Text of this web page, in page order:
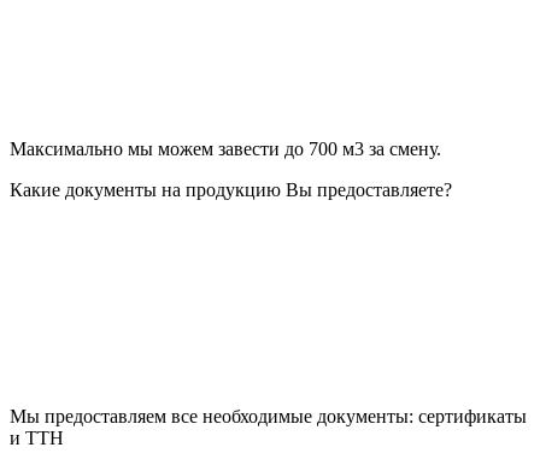
Максимально мы можем завести до 700 м3 за смену.
Какие документы на продукцию Вы предоставляете?
Мы предоставляем все необходимые документы: сертификаты
и ТТН